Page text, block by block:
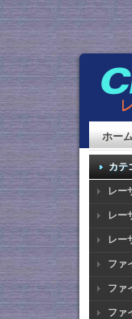
ホー
カテ
レー
レー
レー
ファ
ファ
ファ